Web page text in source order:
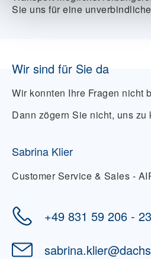
Sie uns für eine
Wir sind für Sie da
Wir konnten Ihre Fragen nicht
Dann zögern Sie nicht, uns zu
Sabrina Klier
Customer Service & Sales -
+49 831 59 206 -
sabrina.klier@